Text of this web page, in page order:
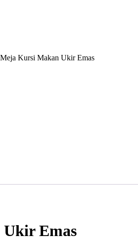
Kursi Makan Ukir Emas
Emas